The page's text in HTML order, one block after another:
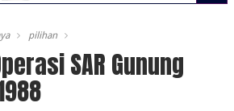
pilihan
SAR Gunung